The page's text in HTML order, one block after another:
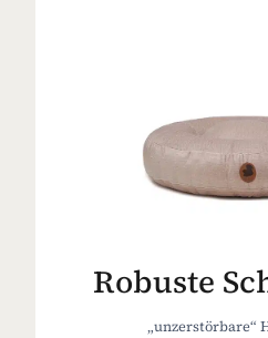
Robuste
„unzerstörbare“